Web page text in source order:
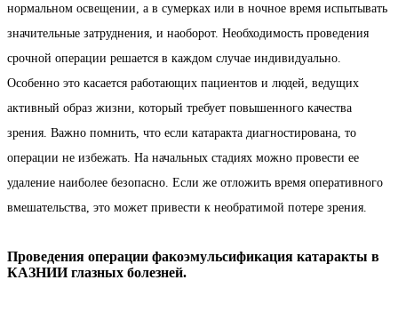
нормальном освещении, а в сумерках или в ночное время испытывать
значительные затруднения, и наоборот. Необходимость проведения
срочной операции решается в каждом случае индивидуально.
Особенно это касается работающих пациентов и людей, ведущих
активный образ жизни, который требует повышенного качества
зрения. Важно помнить, что если катаракта диагностирована, то
операции не избежать. На начальных стадиях можно провести ее
удаление наиболее безопасно. Если же отложить время оперативного
вмешательства, это может привести к необратимой потере зрения.
Проведения операции факоэмульсификация катаракты в
КАЗНИИ глазных болезней.